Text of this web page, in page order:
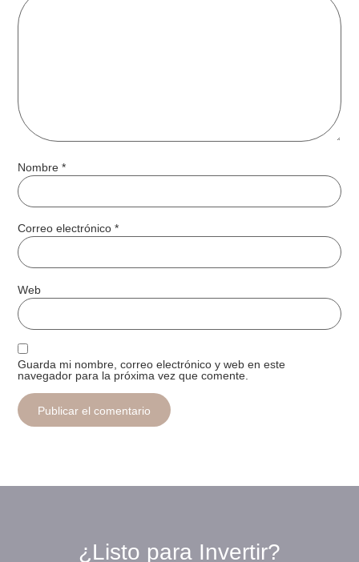
Nombre*
Correo electrónico*
Web
Guarda mi nombre, correo electrónico y web en este
navegador para la próxima vez que comente.
¿Listo para Invertir?